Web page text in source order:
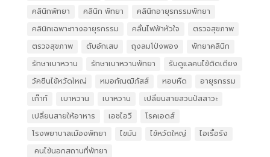
คลินิกพัทยา
คลินิก พัทยา
คลินิกอายุรกรรมพัทยา
คลินิกเฉพาะทางอายุรกรรม
คลื่นไฟฟ้าหัวใจ
ตรวจสุขภาพ
ตรวจสุขภาพ
ตับอักเสบ ถุงลมโป่งพอง
พัทยาคลินิก
รักษาเบาหวาน
รักษาเบาหวานพัทยา
รับดูแลคนไข้ติดเตียง
วัคซีนไข้หวัดใหญ่
หมอกัณฒิภัสส์ หอบหืด
อายุรกรรม
เก๊าท์
เบาหวาน เบาหวาน
เปลี่ยนสายสวนปัสสาวะ
เปลี่ยนสายให้อาหาร
เอชไอวี
โรคเอดส์
โรงพยาบาลเมืองพัทยา
ไขมัน ไข้หวัดใหญ่
ไอเรื้อรัง
​ คนไข้นอกสถานที่พัทยา